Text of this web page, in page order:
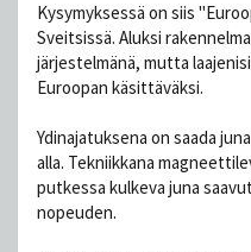
Kysymyksessä on siis
Sveitsissä. Aluksi
järjestelmänä, mutta
Euroopan käsittäväksi.
Ydinajatuksena on saada
alla. Tekniikkana
putkessa kulkeva juna
nopeuden.